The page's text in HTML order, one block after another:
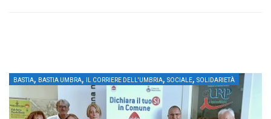
BASTIA, BASTIA UMBRA, IL CORRIERE DELL'UMBRIA, SOCIALE, SOLIDARIETÀ